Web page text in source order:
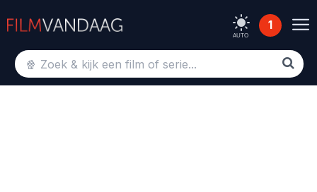
AUTO
1